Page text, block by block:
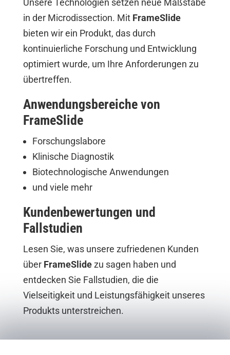
Unsere Technologien setzen neue Maßstäbe
in der Microdissection. Mit FrameSlide
bieten wir ein Produkt, das durch
kontinuierliche Forschung und Entwicklung
optimiert wurde, um Ihre Anforderungen zu
übertreffen.
Anwendungsbereiche von
FrameSlide
Forschungslabore
Klinische Diagnostik
Biotechnologische Anwendungen
und viele mehr
Kundenbewertungen und
Fallstudien
Lesen Sie, was unsere zufriedenen Kunden
über FrameSlidezu sagen haben und
entdecken Sie Fallstudien, die die
Vielseitigkeit und Leistungsfähigkeit unseres
Produkts unterstreichen.